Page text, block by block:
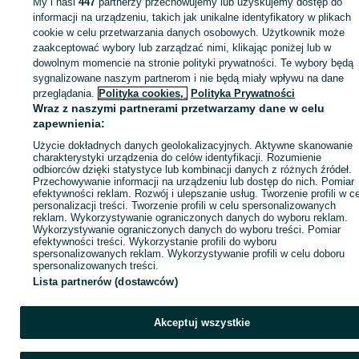
Zaloguj się lub załóż konto na OLX, aby skontaktować się z
sprzedającym
Zaloguj się / Załóż konto
Kup
informacji na urządzeniu, takich jak unikalne identyfikatory w plikach
cookie w celu przetwarzania danych osobowych. Użytkownik może
zaakceptować wybory lub zarządzać nimi, klikając poniżej lub w
dowolnym momencie na stronie polityki prywatności. Te wybory będą
sygnalizowane naszym partnerom i nie będą miały wpływu na dane
przeglądania. Polityka cookies, Polityka Prywatności
Wraz z naszymi partnerami przetwarzamy dane w celu
zapewnienia:
Użycie dokładnych danych geolokalizacyjnych. Aktywne skanowanie
charakterystyki urządzenia do celów identyfikacji. Rozumienie
odbiorców dzięki statystyce lub kombinacji danych z różnych źródeł.
Przechowywanie informacji na urządzeniu lub dostęp do nich. Pomiar
efektywności reklam. Rozwój i ulepszanie usług. Tworzenie profili w
personalizacji treści. Tworzenie profili w celu spersonalizowanych
reklam. Wykorzystywanie ograniczonych danych do wyboru reklam.
Wykorzystywanie ograniczonych danych do wyboru treści. Pomiar
efektywności treści. Wykorzystanie profili do wyboru
spersonalizowanych reklam. Wykorzystywanie profili w celu doboru
spersonalizowanych treści.
Lista partnerów (dostawców)
Akceptuj wszystkie